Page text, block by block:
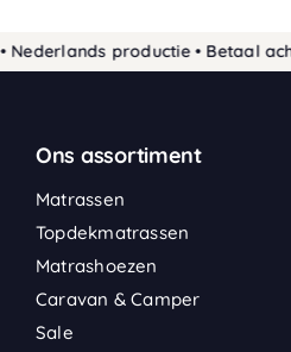
productie • Betaal
Ons assortiment
Matrassen
Topdekmatrassen
Matrashoezen
Caravan & Camper
Sale